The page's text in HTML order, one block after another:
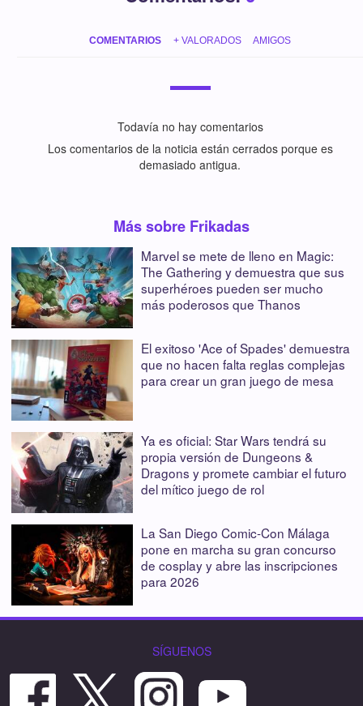
COMENTARIOS + VALORADOS AMIGOS
Todavía no hay comentarios
Los comentarios de la noticia están cerrados porque es
demasiado antigua.
Más sobre Frikadas
Marvel se mete de lleno en Magic:
The Gathering y demuestra que sus
superhéroes pueden ser mucho
más poderosos que Thanos
El exitoso 'Ace of Spades' demuestra
que no hacen falta reglas complejas
para crear un gran juego de mesa
Ya es oficial: Star Wars tendrá su
propia versión de Dungeons &
Dragons y promete cambiar el futuro
del mítico juego de rol
La San Diego Comic-Con Málaga
pone en marcha su gran concurso
de cosplay y abre las inscripciones
para 2026
SÍGUENOS